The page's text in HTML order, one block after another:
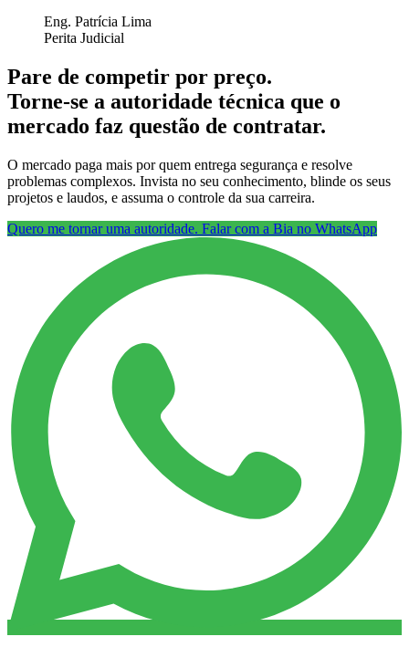
Eng. Patrícia Lima
Perita Judicial
Pare de competir por preço.
Torne-se a autoridade técnica que o
mercado faz questão de contratar.
O mercado paga mais por quem entrega segurança e resolve
problemas complexos. Invista no seu conhecimento, blinde os seus
projetos e laudos, e assuma o controle da sua carreira.
Quero me tornar uma autoridade. Falar com a Bia no WhatsApp